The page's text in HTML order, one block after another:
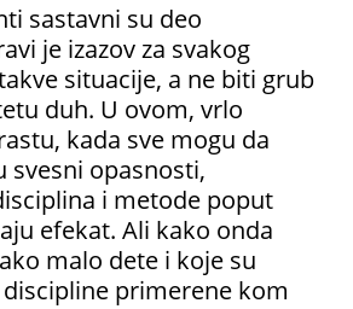
sastavni su deo
je izazov za svakog
situacije, a ne biti grub
duh. U ovom, vrlo
kada sve mogu da
svesni opasnosti,
i metode poput
efekat. Ali kako onda
malo dete i koje su
primerene kom